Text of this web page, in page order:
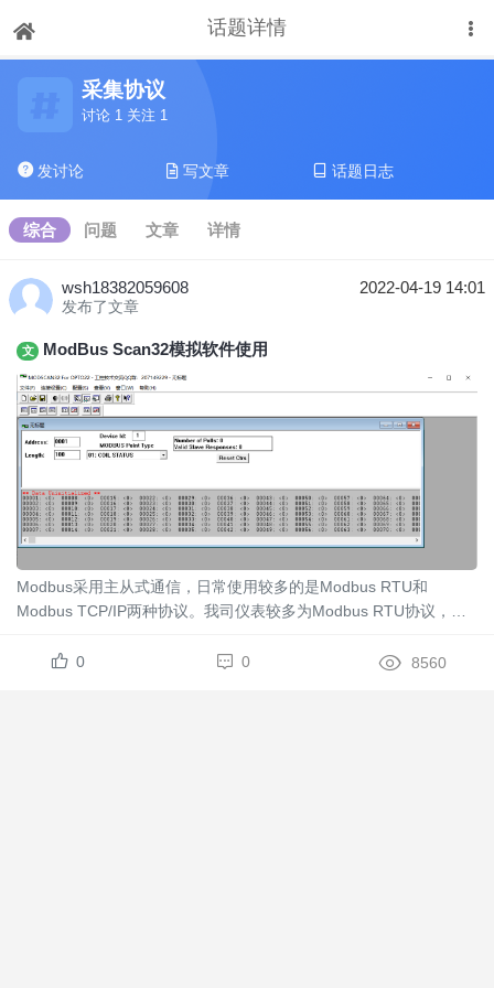
话题详情
下拉刷新
采集协议
讨论 1 关注 1
发讨论 写文章 话题日志
综合 问题 文章 详情
wsh18382059608
发布了文章
2022-04-19 14:01
文 ModBus Scan32模拟软件使用
Modbus采用主从式通信，日常使用较多的是Modbus RTU和
Modbus TCP/IP两种协议。我司仪表较多为Modbus RTU协议，常
下面介绍一下其使用方法。 ...
0 0 8560